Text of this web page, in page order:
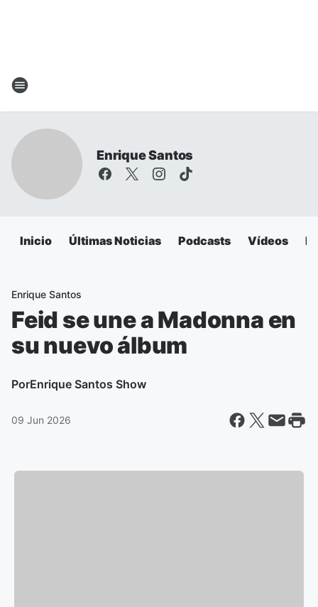
Enrique Santos
Inicio Últimas Noticias Podcasts Vídeos
Enrique Santos
Feid se une a Madonna en
su nuevo álbum
PorEnrique Santos Show
09 Jun 2026